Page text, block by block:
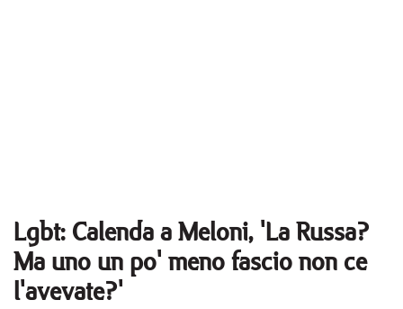
Lgbt: Calenda a Meloni, 'La Russa?
Ma uno un po' meno fascio non ce
l'avevate?'